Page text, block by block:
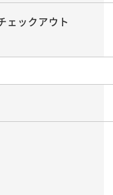
ェックアウト